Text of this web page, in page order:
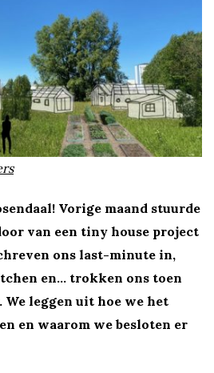
Vorige maand stuurde
van een tiny house project
ons last-minute in,
en… trokken ons toen
leggen uit hoe we het
en waarom we besloten er